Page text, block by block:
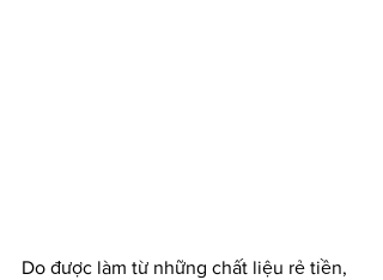
Do được làm từ những chất liệu rẻ tiền,